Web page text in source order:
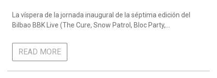
La víspera de la jornada inaugural de la séptima edición del
Bilbao BBK Live (The Cure, Snow Patrol, Bloc Party,…
READ MORE